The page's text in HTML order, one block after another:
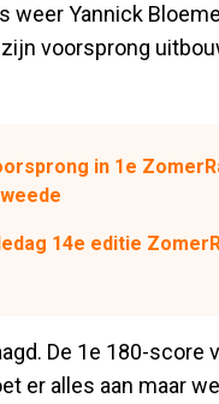
weer Yannick
voorsprong
in 1e
14e editie
De 1e 180-score
er alles aan maar